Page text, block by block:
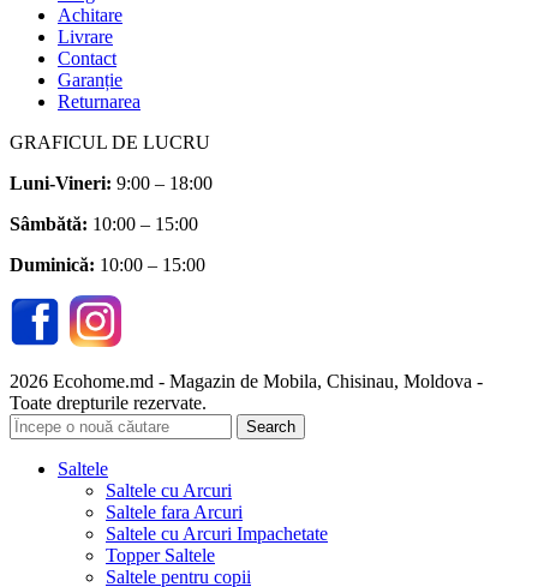
Achitare
Livrare
Contact
Garanție
Returnarea
GRAFICUL DE LUCRU
Luni-Vineri: 9:00 – 18:00
Sâmbătă: 10:00 – 15:00
Duminică: 10:00 – 15:00
2026 Ecohome.md - Magazin de Mobila, Chisinau, Moldova -
Toate drepturile rezervate.
Search
Saltele
Saltele cu Arcuri
Saltele fara Arcuri
Saltele cu Arcuri Impachetate
Topper Saltele
Saltele pentru copii